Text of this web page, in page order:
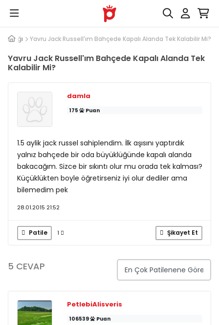
Yavru Jack Russell'ım Bahçede Kapalı Alanda Tek Kalabilir Mi?
Yavru Jack Russell'ım Bahçede Kapalı Alanda Tek
Kalabilir Mi?
damla
175 Puan
1.5 aylik jack russel sahiplendim. İlk aşısını yaptırdık
yalnız bahçede bir oda büyüklüğünde kapalı alanda
bakacağım. Sizce bir sıkıntı olur mu orada tek kalması?
Küçüklükten boyle öğretirseniz iyi olur dediler ama
bilemedim pek
28.01.2015 21:52
Patile 1 Şikayet Et
5 CEVAP
PetlebiAlisveris
106539 Puan